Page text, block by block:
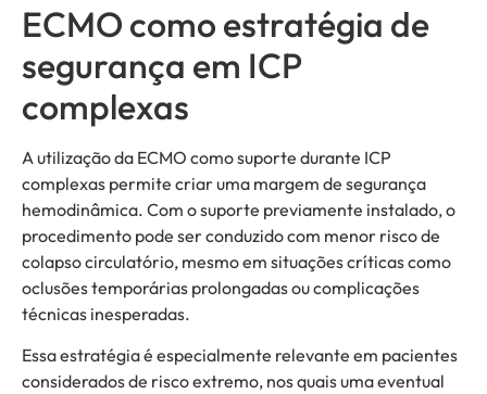
ECMO como estratégia de
segurança em ICP
complexas
A utilização da ECMO como suporte durante ICP
complexas permite criar uma margem de segurança
hemodinâmica. Com o suporte previamente instalado, o
procedimento pode ser conduzido com menor risco de
colapso circulatório, mesmo em situações críticas como
oclusões temporárias prolongadas ou complicações
técnicas inesperadas.
Essa estratégia é especialmente relevante em pacientes
considerados de risco extremo, nos quais uma eventual